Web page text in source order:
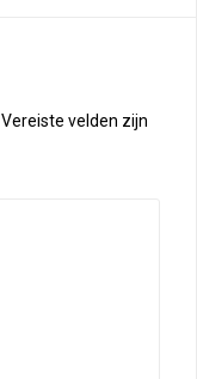
Vereiste velden zijn